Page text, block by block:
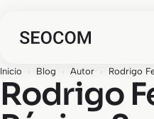
Inicio › Blog › Autor › Rodrigo
Rodrigo